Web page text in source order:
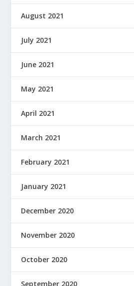
August 2021
July 2021
June 2021
May 2021
April 2021
March 2021
February 2021
January 2021
December 2020
November 2020
October 2020
September 2020